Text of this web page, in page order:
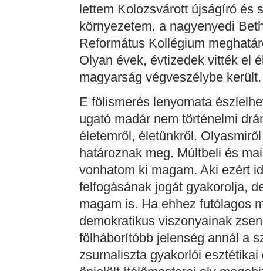
lettem Kolozsvárott újságíró és
környezetem, a nagyenyedi
Református Kollégium
Olyan évek, évtizedek vitték el
magyarság végveszélybe került.
E fölismerés lenyomata
ugató madár nem történelmi
életemről, életünkről.
határoznak meg. Múltbeli és
vonhatom ki magam. Aki ezért
felfogásának jogát gyakorolja,
magam is. Ha ehhez futólagos
demokratikus viszonyainak
fölháborítóbb jelenség annál a
zsurnaliszta gyakorlói